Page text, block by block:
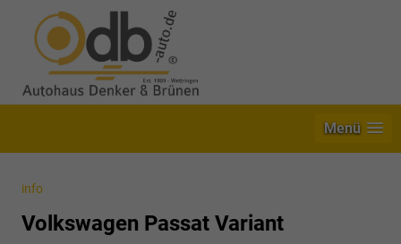
Menü
info
Volkswagen Passat Variant